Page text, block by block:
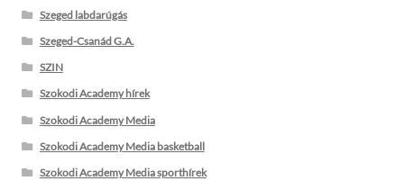
Szeged labdarúgás
Szeged-Csanád G.A.
SZIN
Szokodi Academy hírek
Szokodi Academy Media
Szokodi Academy Media basketball
Szokodi Academy Media sporthírek